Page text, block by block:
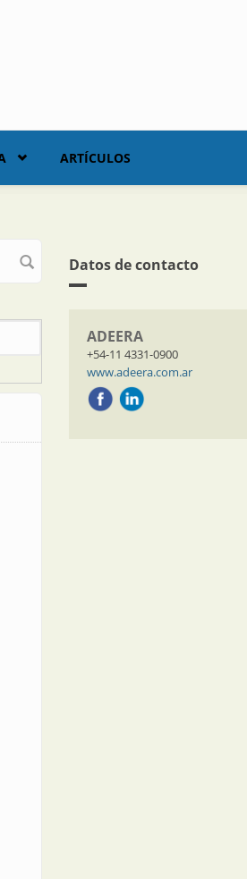
ARTÍCULOS
Datos de contacto
ADEERA
+54-11 4331-0900
www.adeera.com.ar